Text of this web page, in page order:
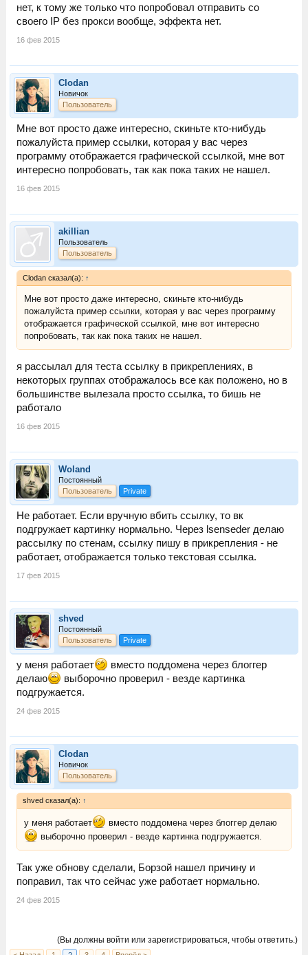
нет, к тому же только что попробовал отправить со
своего IP без прокси вообще, эффекта нет.
16 фев 2015
Clodan
Новичок
Пользователь
Мне вот просто даже интересно, скиньте кто-нибудь
пожалуйста пример ссылки, которая у вас через
программу отображается графической ссылкой, мне вот
интересно попробовать, так как пока таких не нашел.
16 фев 2015
akillian
Пользователь
Пользователь
Clodan сказал(а): ↑
Мне вот просто даже интересно, скиньте кто-нибудь
пожалуйста пример ссылки, которая у вас через программу
отображается графической ссылкой, мне вот интересно
попробовать, так как пока таких не нашел.
я рассылал для теста ссылку в прикреплениях, в
некоторых группах отображалось все как положено, но в
большинстве вылезала просто ссылка, то бишь не
работало
16 фев 2015
Woland
Постоянный
Пользователь
Private
Не работает. Если вручную вбить ссылку, то вк
подгружает картинку нормально. Через lsenseder делаю
рассылку по стенам, ссылку пишу в прикрепления - не
работает, отображается только текстовая ссылка.
17 фев 2015
shved
Постоянный
Пользователь
Private
у меня работает
вместо поддомена через блоггер
делаю
выборочно проверил - везде картинка
подгружается.
24 фев 2015
Clodan
Новичок
Пользователь
shved сказал(а): ↑
у меня работает
вместо поддомена через блоггер делаю
выборочно проверил - везде картинка подгружается.
Так уже обнову сделали, Борзой нашел причину и
поправил, так что сейчас уже работает нормально.
24 фев 2015
(Вы должны войти или зарегистрироваться, чтобы ответить.)